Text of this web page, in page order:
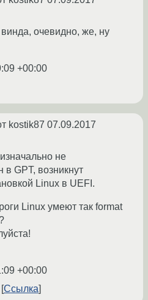
очевидно, же, ну
+00:00
kostik87 07.09.2017
не
GPT, возникнут
Linux в UEFI.
Linux умеют так format
+00:00
Ссылка